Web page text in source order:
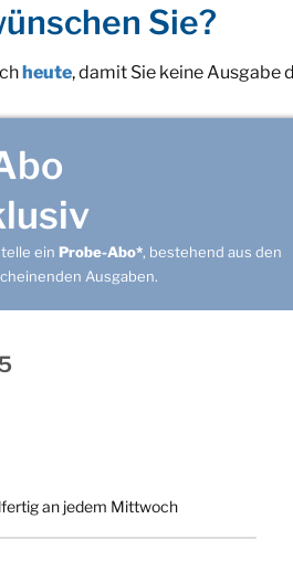
Sie?
heute, damit Sie keine
ein Probe-Abo*, bestehend aus den
Ausgaben.
an jedem Mittwoch